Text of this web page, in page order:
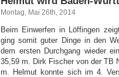
Montag, Mai 26th, 2014
Beim Einwerfen in Löffingen
ging somit guter Dinge in den
dem ersten Durchgang wieder
35,59 m. Dirk Fischer von der TB
m. Helmut konnte sich im 4.